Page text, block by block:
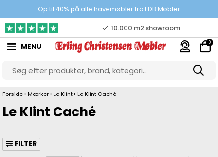
Op til 40% på alle havemøbler fra FDB Møbler
Prisgaranti
10.000 m2 showroom
Gratis & gode parkeringsforhold
MENU 0
Forside › Mærker › Le Klint › Le Klint Caché
Le Klint Caché
FILTER